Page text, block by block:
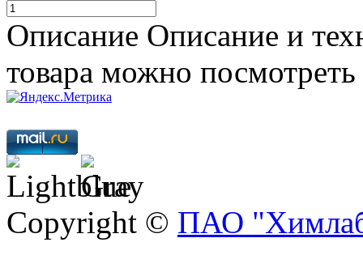
Описание Описание и
товара можно
Copyright © ПАО